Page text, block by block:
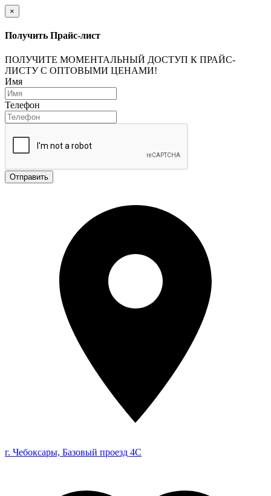
×
Получить Прайс-лист
ПОЛУЧИТЕ МОМЕНТАЛЬНЫЙ ДОСТУП К ПРАЙС-
ЛИСТУ С ОПТОВЫМИ ЦЕНАМИ!
Имя
Телефон
Отправить
г. Чебоксары, Базовый проезд 4С